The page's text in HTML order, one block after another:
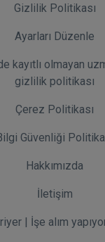
Gizlilik Politikası
Ayarları Düzenle
kayıtlı olmayan
gizlilik politikası
Çerez Politikası
Güvenliği
Hakkımızda
İletişim
| İşe alım